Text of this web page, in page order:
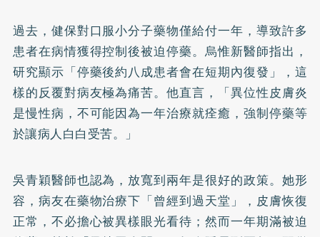
過去，健保對口服小分子藥物僅給付一年，導致許多
患者在病情獲得控制後被迫停藥。烏惟新醫師指出，
研究顯示「停藥後約八成患者會在短期內復發」，這
樣的反覆對病友極為痛苦。他直言，「異位性皮膚炎
是慢性病，不可能因為一年治療就痊癒，強制停藥等
於讓病人白白受苦。」
吳青穎醫師也認為，放寬到兩年是很好的政策。她形
容，病友在藥物治療下「曾經到過天堂」，皮膚恢復
正常，不必擔心被異樣眼光看待；然而一年期滿被迫